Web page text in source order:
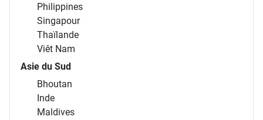
Philippines
Singapour
Thaïlande
Viêt Nam
Asie du Sud
Bhoutan
Inde
Maldives